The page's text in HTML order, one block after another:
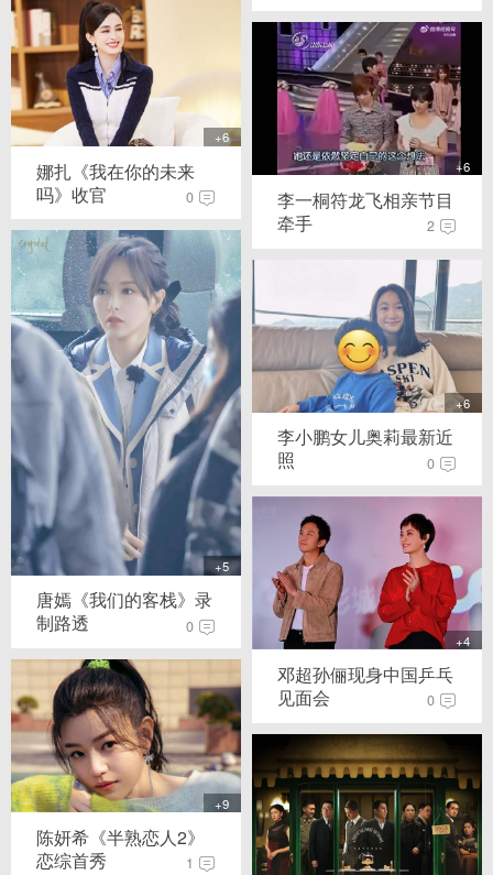
+6
娜扎《我在你的未来
吗》收官
0
+5
唐嫣《我们的客栈》录
制路透
0
+9
陈妍希《半熟恋人2》
恋综首秀
1
+6
李一桐符龙飞相亲节目
牵手
2
+6
李小鹏女儿奥莉最新近
照
0
+4
邓超孙俪现身中国乒乓
见面会
0